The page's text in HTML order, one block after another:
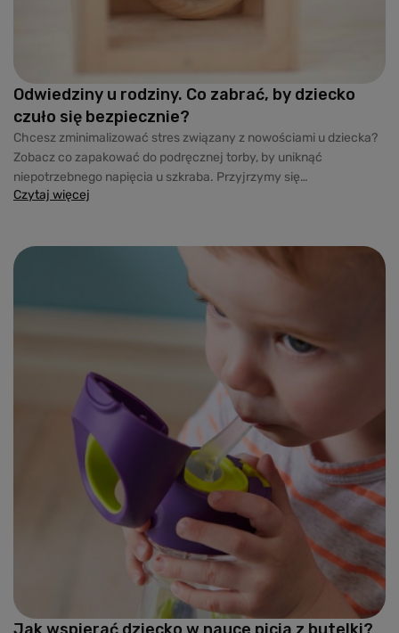
Odwiedziny u rodziny. Co zabrać, by dziecko
czuło się bezpiecznie?
Chcesz zminimalizować stres związany z nowościami u dziecka?
Zobacz co zapakować do podręcznej torby, by uniknąć
niepotrzebnego napięcia u szkraba. Przyjrzymy się
najważniejszym opcjom wyposażenia.
Czytaj więcej